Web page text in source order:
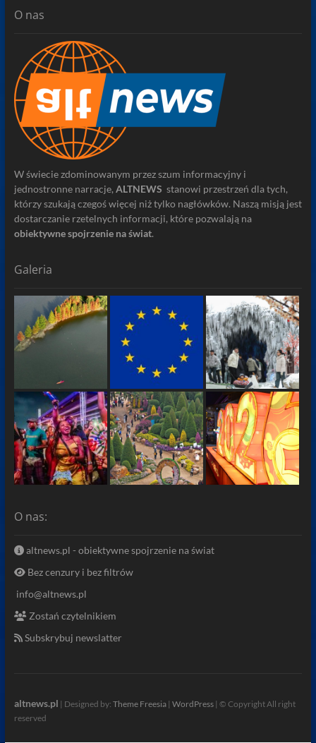
O nas
W świecie zdominowanym przez szum informacyjny i
jednostronne narracje, ALTNEWS stanowi przestrzeń dla tych,
którzy szukają czegoś więcej niż tylko nagłówków. Naszą misją jest
dostarczanie rzetelnych informacji, które pozwalają na
obiektywne spojrzenie na świat.
Galeria
O nas:
altnews.pl - obiektywne spojrzenie na świat
Bez cenzury i bez filtrów
info@altnews.pl
Zostań czytelnikiem
Subskrybuj newslatter
altnews.pl | Designed by: Theme Freesia| WordPress| © Copyright All right
reserved